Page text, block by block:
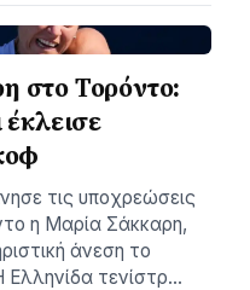
στο Τορόντο:
τις υποχρεώσεις
η Μαρία Σάκκαρη,
άνεση το
Ελληνίδα τενίστρ…